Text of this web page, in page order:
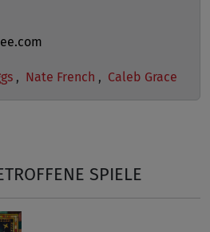
, Nate French , Caleb Grace
SPIELE